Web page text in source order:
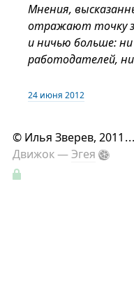
Мнения,
отражают точку
и ничью больше:
работодателей,
24 июня 2012
© Илья Зверев, 2011
Движок —Эгея